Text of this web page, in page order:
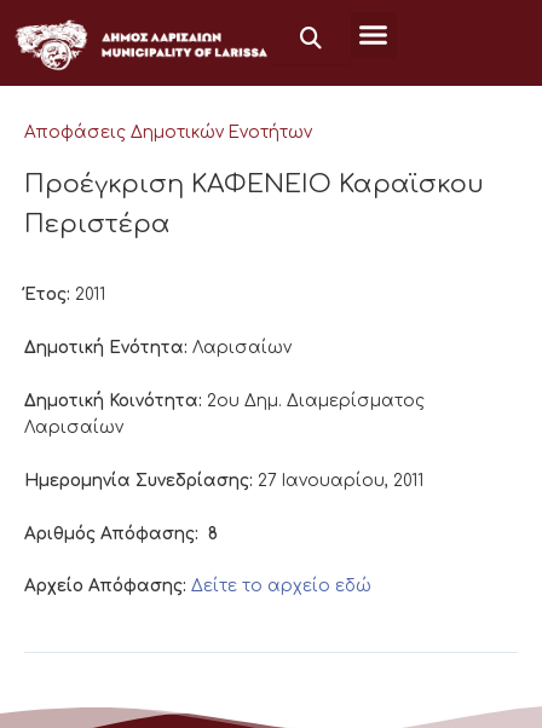
στο
περιεχόμενο
Αποφάσεις Δημοτικών Ενοτήτων
Προέγκριση ΚΑΦΕΝΕΙΟ Καραϊσκου
Περιστέρα
Έτος: 2011
Δημοτική Ενότητα: Λαρισαίων
Δημοτική Κοινότητα: 2ου Δημ. Διαμερίσματος
Λαρισαίων
Ημερομηνία Συνεδρίασης: 27 Ιανουαρίου, 2011
Αριθμός Απόφασης: 8
Αρχείο Απόφασης: Δείτε το αρχείο εδώ